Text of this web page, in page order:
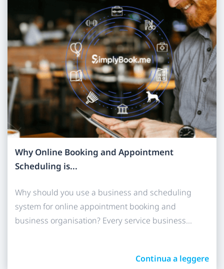
Why Online Booking and Appointment
Scheduling is...
Why should you use a business and scheduling
system for online appointment booking and
business organisation? Every service business...
Continua a leggere